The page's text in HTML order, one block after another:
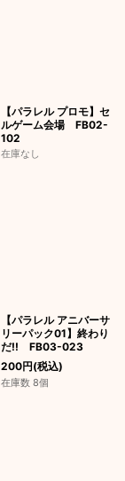
【パラレル プロモ】セ
ルゲーム会場 FB02-
102
在庫なし
【パラレル アニバーサ
リーパック01】終わり
だ!! FB03-023
200円(税込)
在庫数 8個